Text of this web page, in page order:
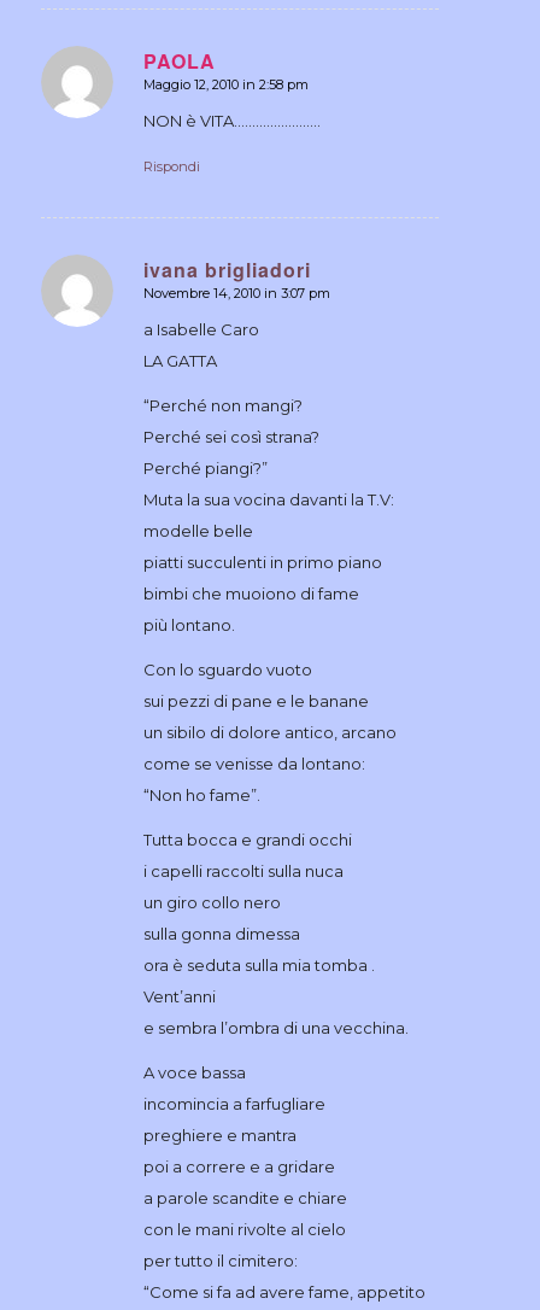
PAOLA
dice:
Maggio 12, 2010 in 2:58 pm
NON è VITA……………………
Rispondi
ivana brigliadori
dice:
Novembre 14, 2010 in 3:07 pm
a Isabelle Caro
LA GATTA
“Perché non mangi?
Perché sei così strana?
Perché piangi?”
Muta la sua vocina davanti la T.V:
modelle belle
piatti succulenti in primo piano
bimbi che muoiono di fame
più lontano.
Con lo sguardo vuoto
sui pezzi di pane e le banane
un sibilo di dolore antico, arcano
come se venisse da lontano:
“Non ho fame”.
Tutta bocca e grandi occhi
i capelli raccolti sulla nuca
un giro collo nero
sulla gonna dimessa
ora è seduta sulla mia tomba .
Vent’anni
e sembra l’ombra di una vecchina.
A voce bassa
incomincia a farfugliare
preghiere e mantra
poi a correre e a gridare
a parole scandite e chiare
con le mani rivolte al cielo
per tutto il cimitero:
“Come si fa ad avere fame, appetito